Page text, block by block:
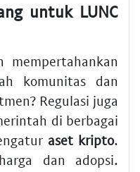
untuk LUNC
mempertahankan
komunitas dan
Regulasi juga
di berbagai
aset kripto.
dan adopsi.